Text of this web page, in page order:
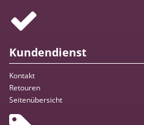
Kundendienst
Kontakt
Retouren
Seitenübersicht